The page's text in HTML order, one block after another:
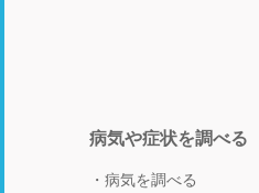
病気や症状を調べる
病気を調べる